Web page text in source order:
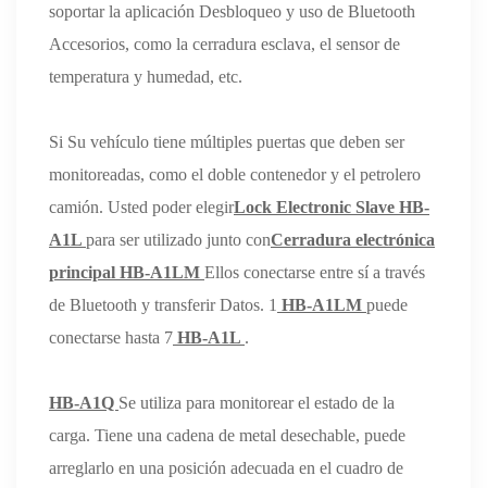
soportar la aplicación Desbloqueo y uso de Bluetooth
Accesorios, como la cerradura esclava, el sensor de
temperatura y humedad, etc.
Si Su vehículo tiene múltiples puertas que deben ser
monitoreadas, como el doble contenedor y el petrolero
camión. Usted poder elegirLock Electronic Slave HB-
A1L para ser utilizado junto conCerradura electrónica
principal HB-A1LM Ellos conectarse entre sí a través
de Bluetooth y transferir Datos. 1 HB-A1LM puede
conectarse hasta 7 HB-A1L .
HB-A1Q Se utiliza para monitorear el estado de la
carga. Tiene una cadena de metal desechable, puede
arreglarlo en una posición adecuada en el cuadro de